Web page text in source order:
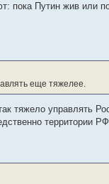
пока Путин жив или
еще тяжелее.
тяжело управлять
территории